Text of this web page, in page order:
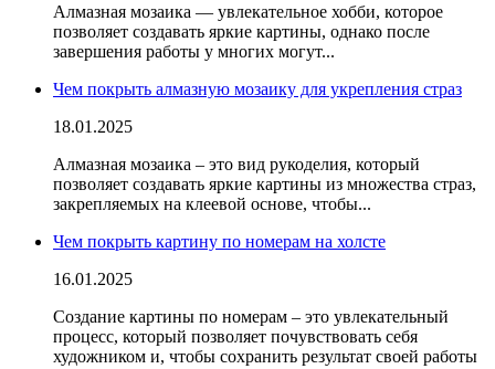
Алмазная мозаика — увлекательное хобби, которое
позволяет создавать яркие картины, однако после
завершения работы у многих могут...
Чем покрыть алмазную мозаику для укрепления страз
18.01.2025
Алмазная мозаика – это вид рукоделия, который
позволяет создавать яркие картины из множества страз,
закрепляемых на клеевой основе, чтобы...
Чем покрыть картину по номерам на холсте
16.01.2025
Создание картины по номерам – это увлекательный
процесс, который позволяет почувствовать себя
художником и, чтобы сохранить результат своей работы